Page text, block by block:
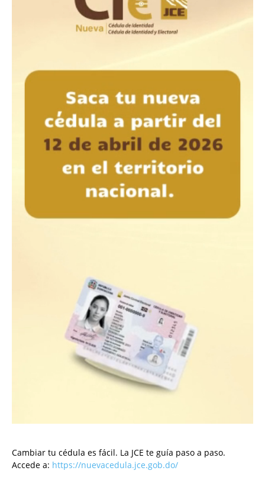
Cambiar tu cédula es fácil. La JCE te guía paso a paso.
Accede a: https://nuevacedula.jce.gob.do/